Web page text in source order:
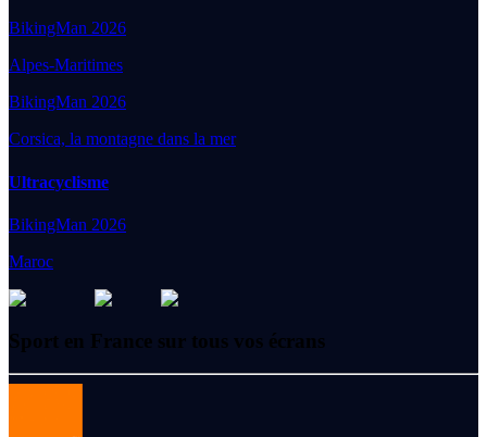
BikingMan 2026
Alpes-Maritimes
BikingMan 2026
Corsica, la montagne dans la mer
Ultracyclisme
BikingMan 2026
Maroc
Sport en France sur tous vos écrans